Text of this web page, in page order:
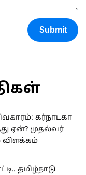
Submit
கர்நாடகா
ஏன்? முதல்வர்
விளக்கம்
தமிழ்நாடு